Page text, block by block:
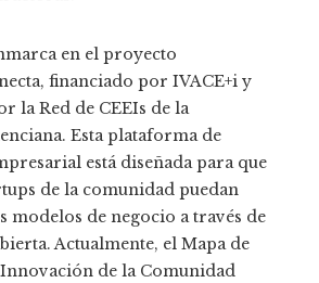
en el proyecto
financiado por IVACE+i y
la Red de CEEIs de la
Esta plataforma de
está diseñada para que
de la comunidad puedan
modelos de negocio a través de
Actualmente, el Mapa de
de la Comunidad